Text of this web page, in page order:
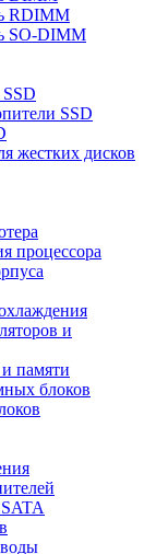
RDIMM
SO-DIMM
SSD
жестких дисков
процессора
и
памяти
блоков